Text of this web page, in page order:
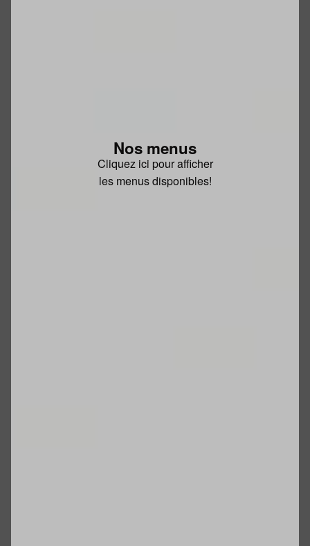
Nos menus
Cliquez ici pour afficher
les menus disponibles!